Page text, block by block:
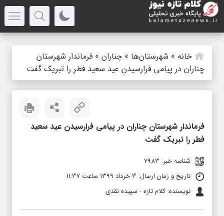
خانه » شهرستان‌ها » چناران » فرماندار شهرستان
چناران در پیامی فرا‌رسیدن عید سعید فطر را تبریک گفت
فرماندار شهرستان چناران در پیامی فرا‌رسیدن عید سعید
فطر را تبریک گفت
شناسه خبر: 7983
تاریخ و زمان ارسال: 3 خرداد 1399 ساعت 11:37
نویسنده: کلام تازه - سپیده نقدی